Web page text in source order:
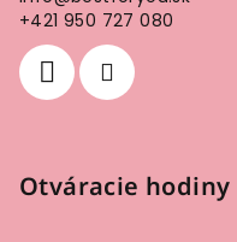
+421 950 727 080
Otváracie hodiny